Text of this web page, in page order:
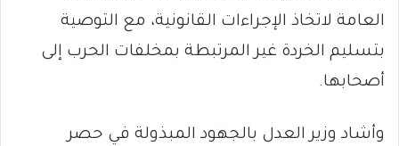
العامة لاتخاذ الإجراءات القانونية، مع التوصية
بتسليم الخردة غير المرتبطة بمخلفات الحرب إلى
أصحابها.
وأشاد وزير العدل بالجهود المبذولة في حصر